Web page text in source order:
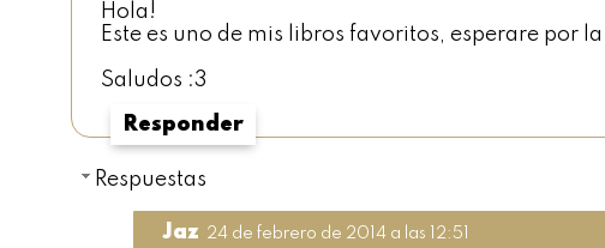
Hola!
Este es uno de mis libros favoritos, esperare por
Saludos :3
Responder
Respuestas
Jaz 24 de febrero de 2014 a las 12:51